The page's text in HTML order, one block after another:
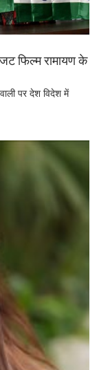
फिल्म रामायण के
पर देश विदेश में